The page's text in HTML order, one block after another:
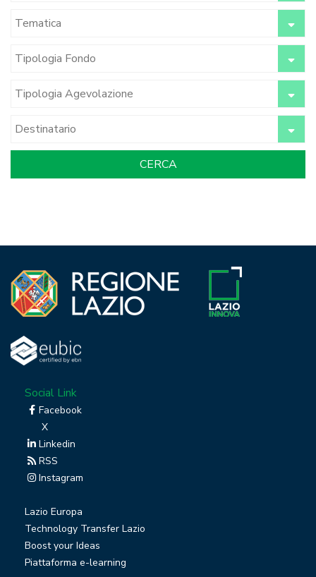
Social Link
Facebook
X
Linkedin
RSS
Instagram
Lazio Europa
Technology Transfer Lazio
Boost your Ideas
Piattaforma e-learning